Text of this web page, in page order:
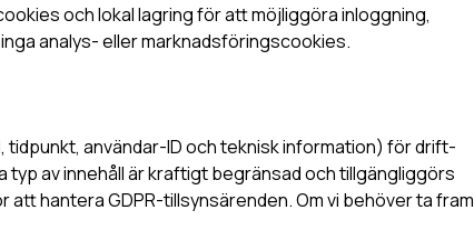
och lokal lagring för att möjliggöra inloggning,
analys- eller marknadsföringscookies.
användar-ID och teknisk information) för drift-
av innehåll är kraftigt begränsad och tillgängliggörs
hantera GDPR-tillsynsärenden. Om vi behöver ta fram